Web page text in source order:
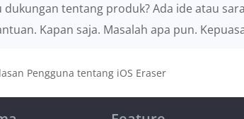
dukungan tentang produk? Ada ide atau
Kapan saja. Masalah apa pun.
Pengguna tentang iOS Eraser